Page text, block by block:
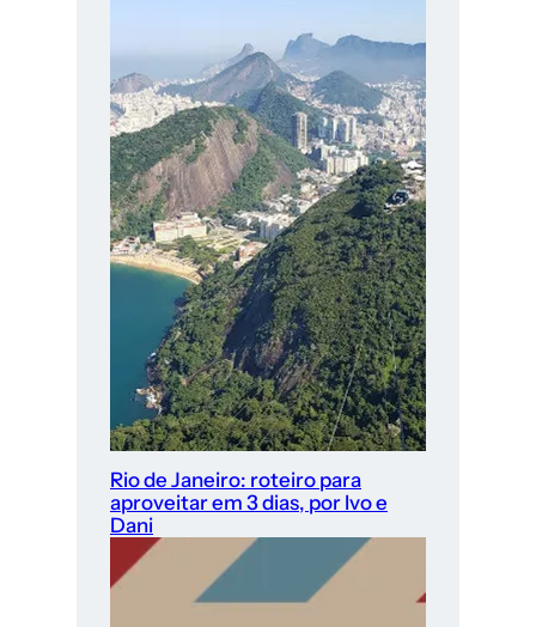
Rio de Janeiro: roteiro para
aproveitar em 3 dias, por Ivo e
Dani